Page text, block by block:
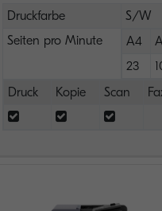
Druckfarbe
S/W
Seiten pro Minute
A4
23
Druck
Kopie Scan